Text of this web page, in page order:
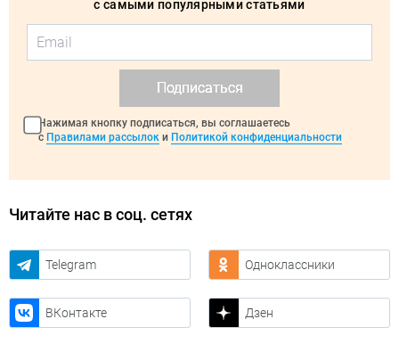
с самыми популярными статьями
Подписаться
Нажимая кнопку подписаться, вы соглашаетесь
с Правилами рассылок и Политикой конфиденциальности
Читайте нас в соц. сетях
Telegram Одноклассники
ВКонтакте Дзен